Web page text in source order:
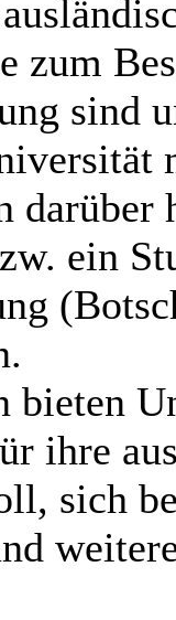
zum
sind
ein
bieten
ihre
sich